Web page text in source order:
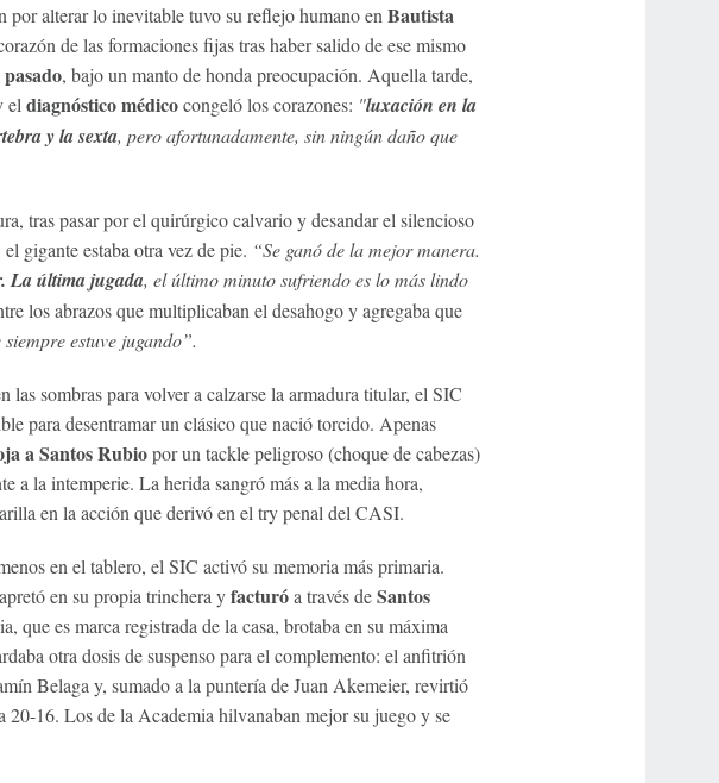
por alterar lo inevitable tuvo su reflejo humano en Bautista
de las formaciones fijas tras haber salido de ese mismo
, bajo un manto de honda preocupación. Aquella tarde,
el diagnóstico médicocongeló los corazones: "luxación en la
y la sexta, pero afortunadamente, sin ningún daño que
tras pasar por el quirúrgico calvario y desandar el silencioso
gigante estaba otra vez de pie. “Se ganó de la mejor manera.
La última jugada, el último minuto sufriendo es lo más lindo
los abrazos que multiplicaban el desahogo y agregaba que
estuve jugando”.
las sombras para volver a calzarse la armadura titular, el SIC
para desentramar un clásico que nació torcido. Apenas
a Santos Rubiopor un tackle peligroso (choque de cabezas)
a la intemperie. La herida sangró más a la media hora,
en la acción que derivó en el try penal del CASI.
en el tablero, el SIC activó su memoria más primaria.
en su propia trinchera yfacturóa través deSantos
que es marca registrada de la casa, brotaba en su máxima
otra dosis de suspenso para el complemento: el anfitrión
Belaga y, sumado a la puntería de Juan Akemeier, revirtió
16. Los de la Academia hilvanaban mejor su juego y se